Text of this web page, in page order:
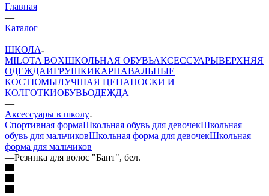
Главная
—
Каталог
—
ШКОЛА
MILOTA BOXШКОЛЬНАЯ ОБУВЬАКСЕССУАРЫВЕРХНЯЯ
ОДЕЖДАИГРУШКИКАРНАВАЛЬНЫЕ
КОСТЮМЫЛУЧШАЯ ЦЕНАНОСКИ И
КОЛГОТКИОБУВЬОДЕЖДА
—
Аксессуары в школу
Спортивная формаШкольная обувь для девочекШкольная
обувь для мальчиковШкольная форма для девочекШкольная
форма для мальчиков
—Резинка для волос "Бант", бел.